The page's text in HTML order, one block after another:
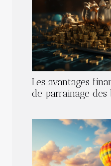
Les avantages
de parrainage